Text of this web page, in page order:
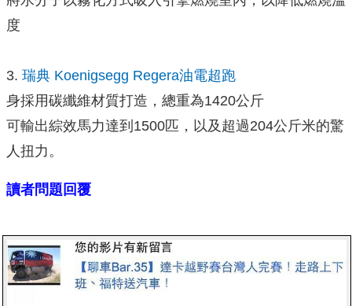
度
3. 瑞典 Koenigsegg Regera油電超跑
身採用碳纖維材質打造，總重為1420公斤
可輸出綜效馬力達到1500匹，以及超過204公斤米的驚
人扭力。
讀者問題回覆